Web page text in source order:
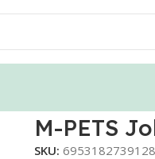
M-PETS
SKU: 6953182739128